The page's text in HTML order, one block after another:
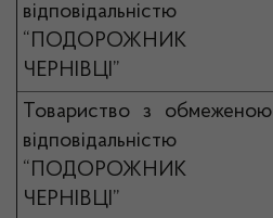
відповідальністю
“ПОДОРОЖНИК
ЧЕРНІВЦІ”
Товариство з обмеженою
відповідальністю
“ПОДОРОЖНИК
ЧЕРНІВЦІ”